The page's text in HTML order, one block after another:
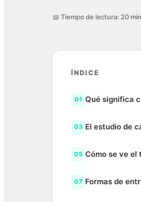
📖 Tiempo de lectura: 20
ÍNDICE
01 Qué significa
03 El estudio de
05 Cómo se ve el
07 Formas de